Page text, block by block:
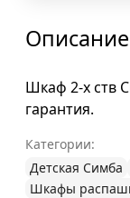
Описание
Шкаф 2-х ств
гарантия.
Категории:
Детская Симба
Шкафы